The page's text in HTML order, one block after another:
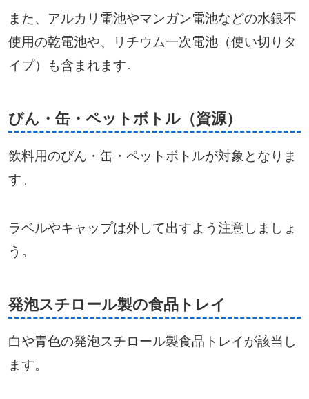
また、アルカリ電池やマンガン電池などの水銀不
使用の乾電池や、リチウム一次電池（使い切りタ
イプ）も含まれます。
びん・缶・ペットボトル（資源）
飲料用のびん・缶・ペットボトルが対象となりま
す。
ラベルやキャップは外して出すよう注意しましょ
う。
発泡スチロール製の食品トレイ
白や青色の発泡スチロール製食品トレイが該当し
ます。